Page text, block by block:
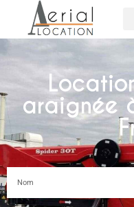
araignée